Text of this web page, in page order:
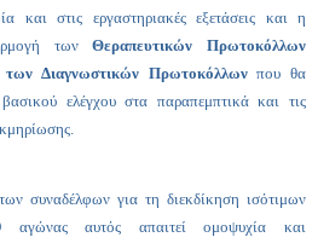
και στις εργαστηριακές εξετάσεις και η
τωνΘεραπευτικών Πρωτοκόλλων
Διαγνωστικών Πρωτοκόλλωνπου θα
ελέγχου στα παραπεμπτικά και τις
συναδέλφων για τη διεκδίκηση ισότιμων
αγώνας αυτός απαιτεί ομοψυχία και